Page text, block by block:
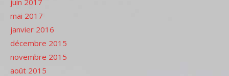
mai 2017
janvier 2016
décembre 2015
novembre 2015
août 2015